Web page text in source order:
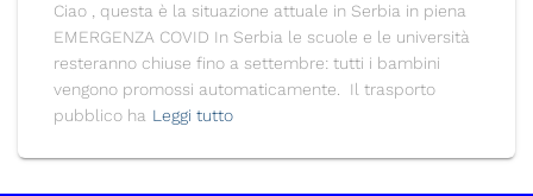
Ciao , questa è la situazione attuale in Serbia in piena
EMERGENZA COVID In Serbia le scuole e le università
resteranno chiuse fino a settembre: tutti i bambini
vengono promossi automaticamente. Il trasporto
pubblico ha Leggi tutto